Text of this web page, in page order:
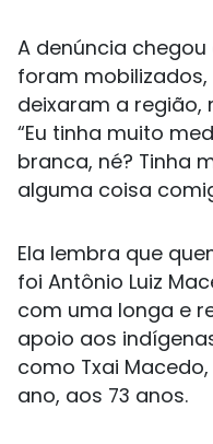
A denúncia chegou
foram
deixaram a região,
“Eu tinha muito
branca, né? Tinha
alguma coisa
Ela lembra que
foi Antônio Luiz
com uma longa e
apoio aos
como Txai Macedo,
ano, aos 73 anos.